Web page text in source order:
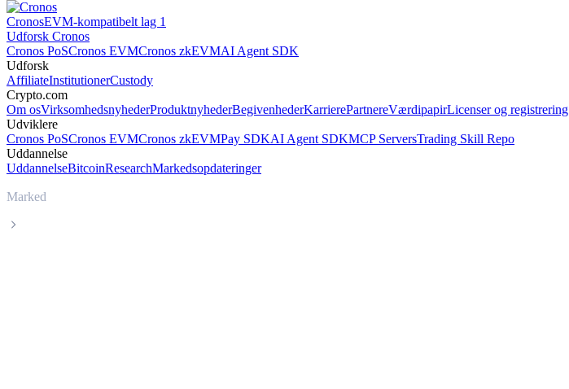
CronosEVM-kompatibelt lag 1
Udforsk Cronos
Cronos PoSCronos EVMCronos zkEVMAI Agent SDK
Udforsk
AffiliateInstitutionerCustody
Crypto.com
Om osVirksomhedsnyhederProduktnyhederBegivenhederKarrierePartnereVærdipapirLicenser og registrering
Udviklere
Cronos PoSCronos EVMCronos zkEVMPay SDKAI Agent SDKMCP ServersTrading Skill Repo
Uddannelse
UddannelseBitcoinResearchMarkedsopdateringer
Marked